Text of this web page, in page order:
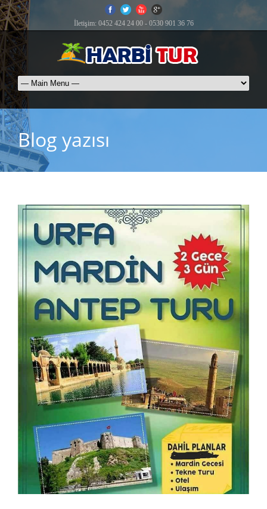
İletişim: 0452 424 24 00 - 0530 901 36 76
Blog yazısı